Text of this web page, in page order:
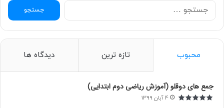
ج
س
ج
محبوب تازه ترین دیدگاه ها
جمع های دوقلو (آموزش ریاضی دوم ابتدایی)
4 آبان 1399